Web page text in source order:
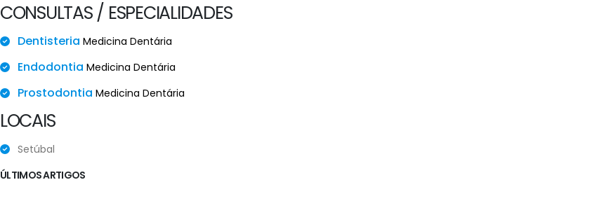
CONSULTAS / ESPECIALIDADES
Dentisteria Medicina Dentária
Endodontia Medicina Dentária
Prostodontia Medicina Dentária
LOCAIS
Setúbal
ÚLTIMOS ARTIGOS